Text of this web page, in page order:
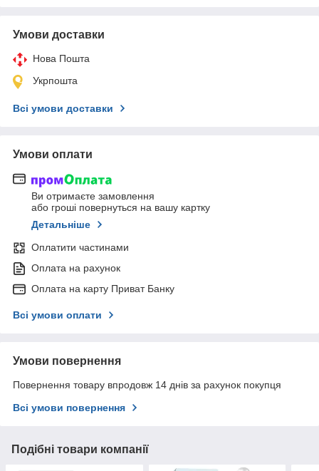
Умови доставки
Нова Пошта
Укрпошта
Всі умови доставки
Умови оплати
Ви отримаєте замовлення
або гроші повернуться на вашу картку
Детальніше
Оплатити частинами
Оплата на рахунок
Оплата на карту Приват Банку
Всі умови оплати
Умови повернення
Повернення товару впродовж 14 днів за рахунок покупця
Всі умови повернення
Подібні товари компанії